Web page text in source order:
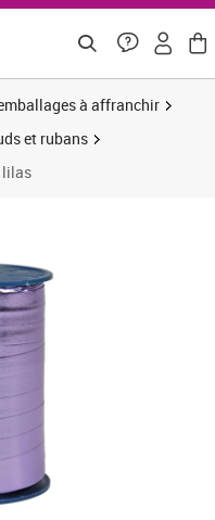
à affranchir
et rubans
lilas